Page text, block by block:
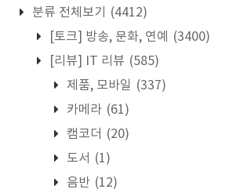
분류 전체보기
(4412)
[토크] 방송, 문화, 연예
(3400)
[리뷰] IT 리뷰 (585)
제품, 모바일 (337)
카메라 (61)
캠코더 (20)
도서 (1)
음반 (12)